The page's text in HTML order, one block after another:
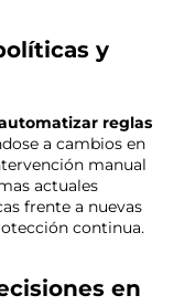
y
reglas
a cambios en
manual
actuales
frente a nuevas
continua.
en